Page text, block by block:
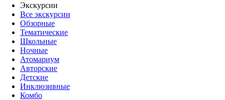
Экскурсии
Все экскурсии
Обзорные
Тематические
Школьные
Ночные
Атомариум
Авторские
Детские
Инклюзивные
Комбо